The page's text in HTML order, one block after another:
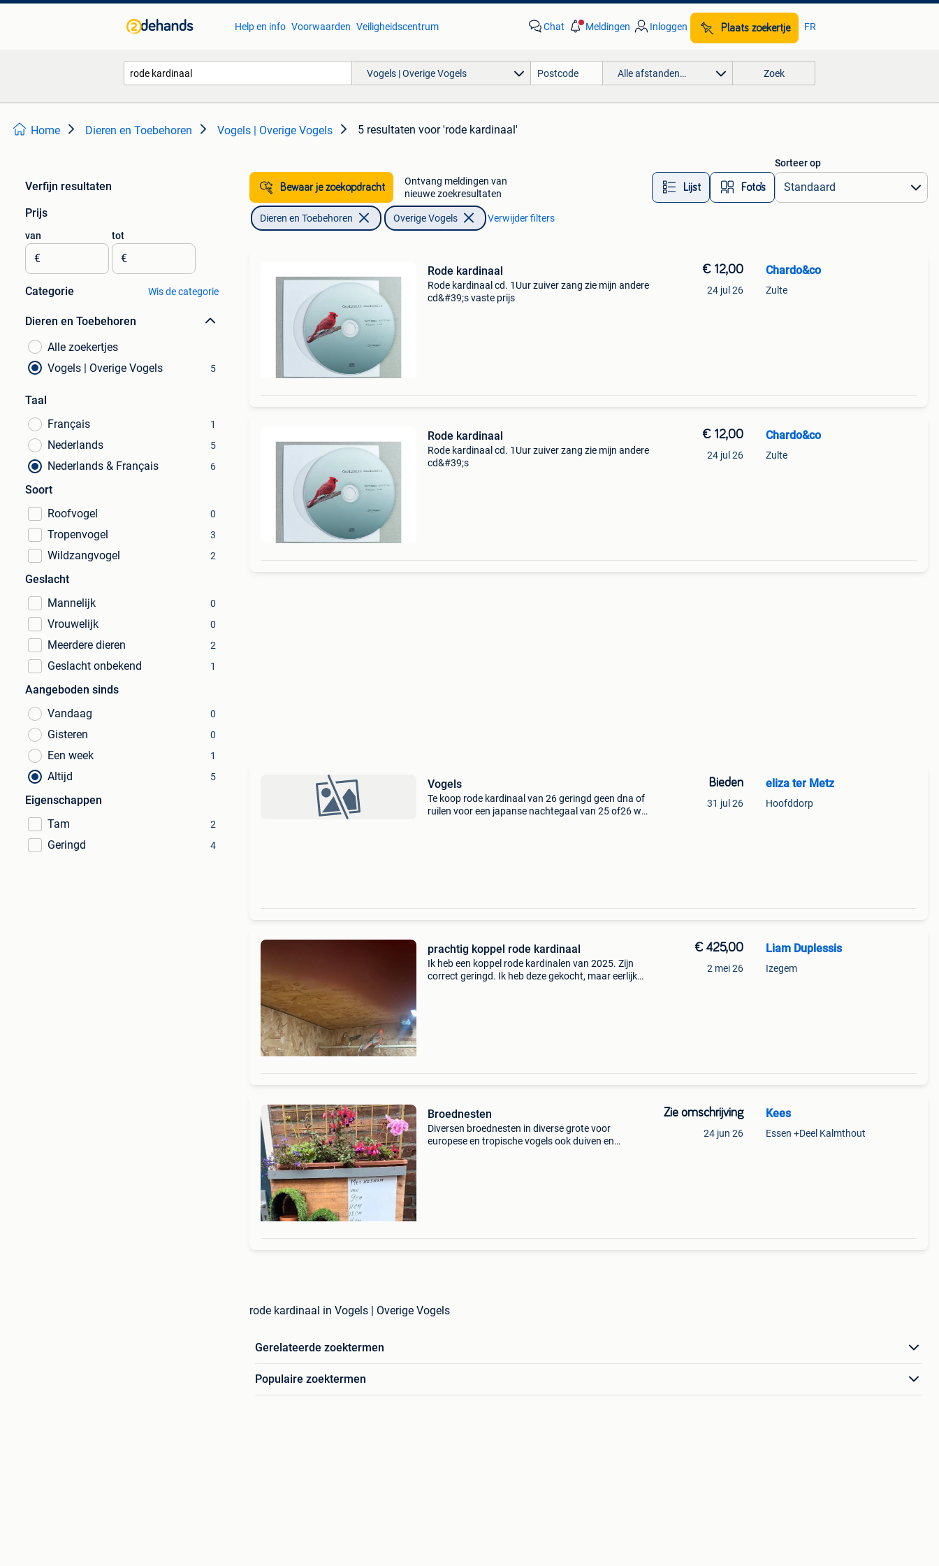
Help en info Voorwaarden Veiligheidscentrum Chat Meldingen Inloggen Plaats zoekertje FR
Vogels | Overige Vogels Alle afstanden… Zoek
Home Dieren en Toebehoren Vogels | Overige Vogels 5 resultaten voor 'rode kardinaal'
Verfijn resultaten
Prijs
van
€
tot
€
Categorie Wis de categorie
Dieren en Toebehoren
Alle zoekertjes
Vogels | Overige Vogels
5
Taal
Français
1
Nederlands 5
Nederlands & Français 6
Soort
Roofvogel
0
Tropenvogel 3
Wildzangvogel 2
Geslacht
Mannelijk
0
Vrouwelijk 0
Meerdere dieren 2
Geslacht onbekend 1
Aangeboden sinds
Vandaag
0
Gisteren 0
Een week 1
Altijd 5
Eigenschappen
Tam
2
Geringd 4
Bewaar je zoekopdracht
Ontvang meldingen van
nieuwe zoekresultaten
Lijst Foto’s
Sorteer op
Dieren en Toebehoren Overige Vogels Verwijder filters
Rode kardinaal
Rode kardinaal cd. 1Uur zuiver zang zie mijn andere
cd&#39;s vaste prijs
€ 12,00
24 jul 26
Chardo&co
Zulte
Rode kardinaal
Rode kardinaal cd. 1Uur zuiver zang zie mijn andere
cd&#39;s
€ 12,00
24 jul 26
Chardo&co
Zulte
Vogels
Te koop rode kardinaal van 26 ge​ringd geen dna of
ruilen voor een japanse nachtegaal van 25 of26 wel
Bieden
31 jul 26
eliza ter Metz
Hoofddorp
prachtig koppel rode kardinaal
Ik heb een koppel rode kardinalen van 2025. Zijn
correct geringd. Ik heb deze gekocht, maar eerlijk
€ 425,00
2 mei 26
Liam Duplessis
Izegem
Broednesten
Diversen broednesten in diverse grote voor
europese en tropische vogels ook duiven en
Zie omschrijving
24 jun 26
Kees
Essen +Deel Kalmthout
rode kardinaal in Vogels | Overige Vogels
Gerelateerde zoektermen
Populaire zoektermen